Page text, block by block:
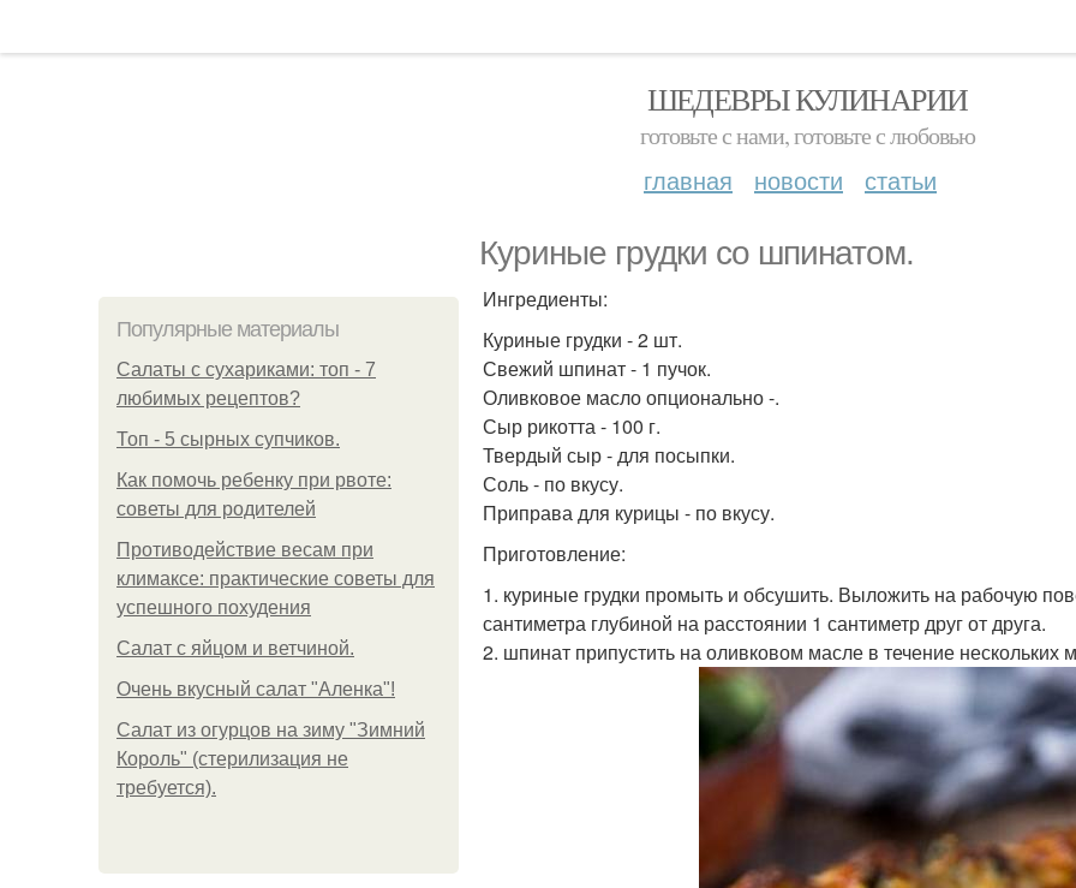
ШЕДЕВРЫ КУЛИНАРИИ
готовьте с нами, готовьте с любовью
главная новости статьи
Куриные грудки со шпинатом.
Популярные материалы
Салаты с сухариками: топ - 7
любимых рецептов?
Топ - 5 сырных супчиков.
Как помочь ребенку при рвоте:
советы для родителей
Противодействие весам при
климаксе: практические советы для
успешного похудения
Салат с яйцом и ветчиной.
Очень вкусный салат "Аленка"!
Салат из огурцов на зиму "Зимний
Король" (стерилизация не
требуется).
Ингредиенты:
Куриные грудки - 2 шт.
Свежий шпинат - 1 пучок.
Оливковое масло опционально -.
Сыр рикотта - 100 г.
Твердый сыр - для посыпки.
Соль - по вкусу.
Приправа для курицы - по вкусу.
Приготовление:
1. куриные грудки промыть и обсушить. Выложить на рабочую
сантиметра глубиной на расстоянии 1 сантиметр друг от друга.
2. шпинат припустить на оливковом масле в течение нескольких